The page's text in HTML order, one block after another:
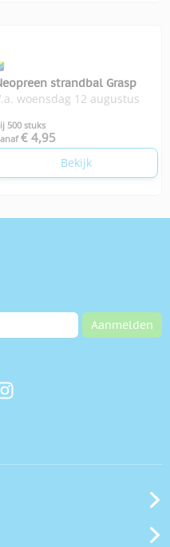
strandbal Grasp
woensdag 12 augustus
500 stuks
€ 4,95
Bekijk
Aanmelden